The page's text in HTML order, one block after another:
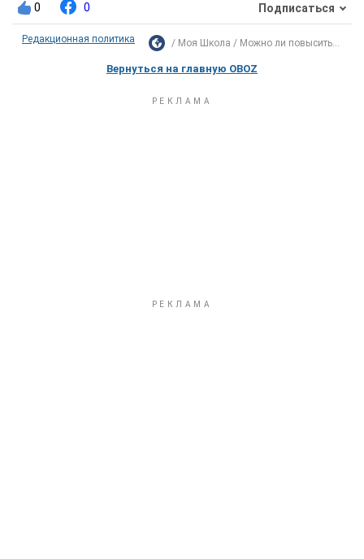
0 0 Подписаться
Редакционная политика Моя Школа Можно ли повысить...
Вернуться на главную OBOZ